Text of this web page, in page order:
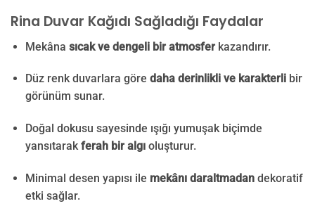
Rina Duvar Kağıdı Sağladığı Faydalar
Mekâna sıcak ve dengeli bir atmosferkazandırır.
Düz renk duvarlara göre daha derinlikli ve karakterlibir
görünüm sunar.
Doğal dokusu sayesinde ışığı yumuşak biçimde
yansıtarakferah bir algıoluşturur.
Minimal desen yapısı ile mekânı daraltmadandekoratif
etki sağlar.